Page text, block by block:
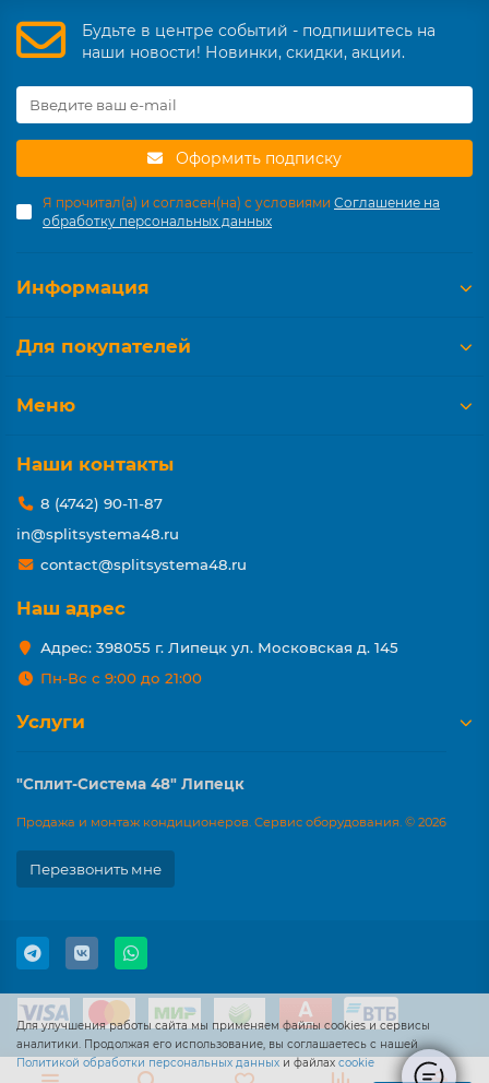
Для улучшения работы сайта мы применяем файлы cookies и сервисы
аналитики. Продолжая его использование, вы соглашаетесь с нашей
Политикой обработки персональных данных и файлах cookie
Будьте в центре событий - подпишитесь на
наши новости! Новинки, скидки, акции.
Оформить подписку
Я прочитал(а) и согласен(на) с условиями Соглашение на
обработку персональных данных
Информация
Для покупателей
Меню
Наши контакты
8 (4742) 90-11-87
in@splitsystema48.ru
contact@splitsystema48.ru
Наш адрес
Адрес: 398055 г. Липецк ул. Московская д. 145
Пн-Вс с 9:00 до 21:00
Услуги
"Сплит-Система 48" Липецк
Продажа и монтаж кондиционеров. Сервис оборудования. © 2026
Перезвонить мне